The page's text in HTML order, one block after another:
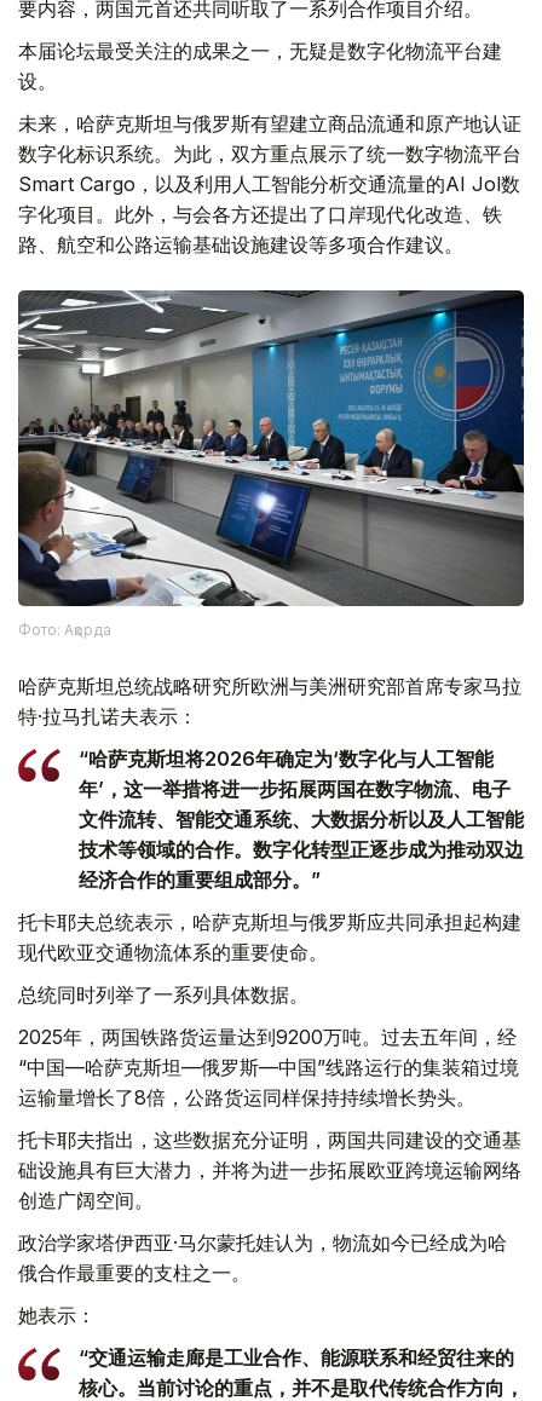
要内容，两国元首还共同听取了一系列合作项目介绍。
本届论坛最受关注的成果之一，无疑是数字化物流平台建
设。
未来，哈萨克斯坦与俄罗斯有望建立商品流通和原产地认证
数字化标识系统。为此，双方重点展示了统一数字物流平台
Smart Cargo，以及利用人工智能分析交通流量的AI Jol数
字化项目。此外，与会各方还提出了口岸现代化改造、铁
路、航空和公路运输基础设施建设等多项合作建议。
Фото: Ақорда
哈萨克斯坦总统战略研究所欧洲与美洲研究部首席专家马拉
特·拉马扎诺夫表示：
“哈萨克斯坦将2026年确定为‘数字化与人工智能
年’，这一举措将进一步拓展两国在数字物流、电子
文件流转、智能交通系统、大数据分析以及人工智能
技术等领域的合作。数字化转型正逐步成为推动双边
经济合作的重要组成部分。”
托卡耶夫总统表示，哈萨克斯坦与俄罗斯应共同承担起构建
现代欧亚交通物流体系的重要使命。
总统同时列举了一系列具体数据。
2025年，两国铁路货运量达到9200万吨。过去五年间，经
“中国—哈萨克斯坦—俄罗斯—中国”线路运行的集装箱过境
运输量增长了8倍，公路货运同样保持持续增长势头。
托卡耶夫指出，这些数据充分证明，两国共同建设的交通基
础设施具有巨大潜力，并将为进一步拓展欧亚跨境运输网络
创造广阔空间。
政治学家塔伊西亚·马尔蒙托娃认为，物流如今已经成为哈
俄合作最重要的支柱之一。
她表示：
“交通运输走廊是工业合作、能源联系和经贸往来的
核心。当前讨论的重点，并不是取代传统合作方向，